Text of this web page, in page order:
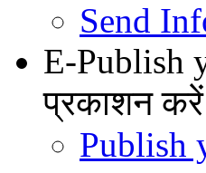
Send
E-Publish
प्रकाशन करें
Publish